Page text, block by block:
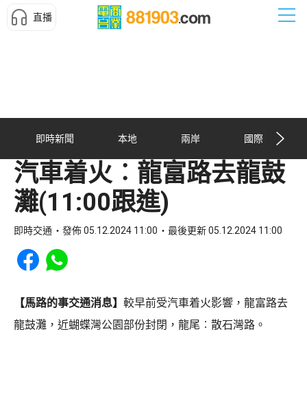
直播
即時新聞 本地 兩岸 國際
汽車着火︰龍富路去龍鼓
灘(11:00跟進)
即時交通 發佈 05.12.2024 11:00 最後更新 05.12.2024 11:00
Share to Facebook
Share to WhatsApp
【馬路的事交通消息】 較早前受汽車着火影響，龍富路去
龍鼓灘，近蝴蝶灣公園部份封閉，龍尾︰散石灣路。